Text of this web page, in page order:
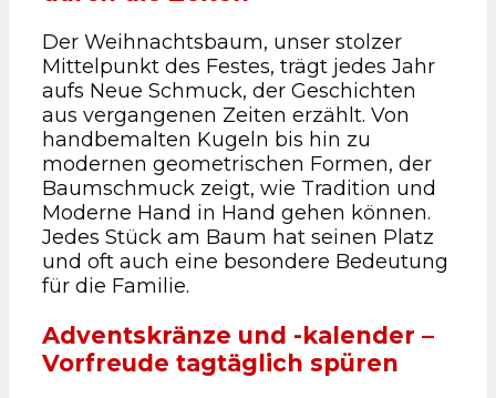
Der Weihnachtsbaum, unser stolzer
Mittelpunkt des Festes, trägt jedes Jahr
aufs Neue Schmuck, der Geschichten
aus vergangenen Zeiten erzählt. Von
handbemalten Kugeln bis hin zu
modernen geometrischen Formen, der
Baumschmuck zeigt, wie Tradition und
Moderne Hand in Hand gehen können.
Jedes Stück am Baum hat seinen Platz
und oft auch eine besondere Bedeutung
für die Familie.
Adventskränze und -kalender –
Vorfreude tagtäglich spüren